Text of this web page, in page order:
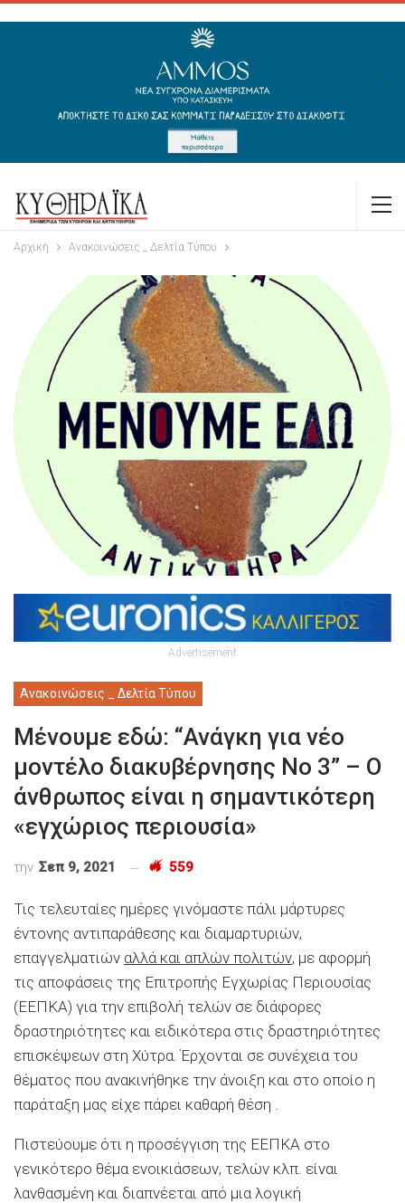
Αρχική Ανακοινώσεις _ Δελτία Τύπου
Advertisement
Ανακοινώσεις _ Δελτία Τύπου
Μένουμε εδώ: “Ανάγκη για νέο
μοντέλο διακυβέρνησης Νο 3” – Ο
άνθρωπος είναι η σημαντικότερη
«εγχώριος περιουσία»
την Σεπ 9, 2021 559
Τις τελευταίες ημέρες γινόμαστε πάλι μάρτυρες
έντονης αντιπαράθεσης και διαμαρτυριών,
επαγγελματιών αλλά και απλών πολιτών, με αφορμή
τις αποφάσεις της Επιτροπής Εγχωρίας Περιουσίας
(ΕΕΠΚΑ) για την επιβολή τελών σε διάφορες
δραστηριότητες και ειδικότερα στις δραστηριότητες
επισκέψεων στη Χύτρα. Έρχονται σε συνέχεια του
θέματος που ανακινήθηκε την άνοιξη και στο οποίο η
παράταξη μας είχε πάρει καθαρή θέση .
Πιστεύουμε ότι η προσέγγιση της ΕΕΠΚΑ στο
γενικότερο θέμα ενοικιάσεων, τελών κλπ. είναι
λανθασμένη και διαπνέεται από μια λογική